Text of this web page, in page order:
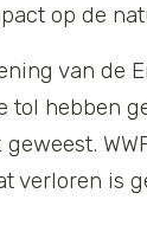
op de
van de
tol hebben
verloren is